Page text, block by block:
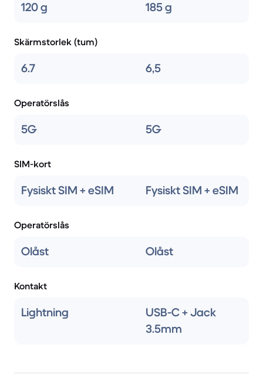
120 g 185 g
Skärmstorlek (tum)
6.7 6,5
Operatörslås
5G 5G
SIM-kort
Fysiskt SIM + eSIM Fysiskt SIM + eSIM
Operatörslås
Olåst Olåst
Kontakt
Lightning
USB-C + Jack
3.5mm